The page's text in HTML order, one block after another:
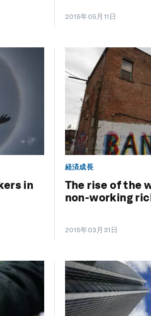
2015年05月11日
in
経済成長
The rise of the
non-working
2015年03月31日